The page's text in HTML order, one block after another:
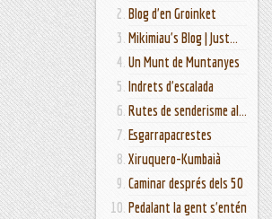
Blog d'en Groinket
Mikimiau's Blog | Just...
Un Munt de Muntanyes
Indrets d'escalada
Rutes de senderisme al...
Esgarrapacrestes
Xiruquero-Kumbaià
Caminar després dels 50
Pedalant la gent s'entén